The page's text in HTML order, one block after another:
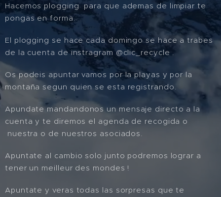
Hacemos plogging para que ademas de limpiar te
pongas en forma.
El plogging se hace cada domingo se hace a trabes
de la cuenta de instragram @clic_recycle .
Os podeis apuntar vamos por la playas y por la
montaña segun quien se esta registrando.
Apundate mandandonos un mensaje directo a la
cuenta y te diremos el agenda de recogida o
nuestra o de nuestros asociados.
Apuntate al cambio solo junto podremos lograr a
tener un meilleur des mondes !
Apuntate y veras todas las sorpresas que te